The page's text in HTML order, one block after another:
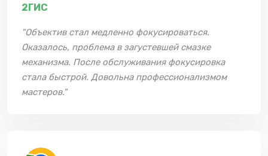
2ГИС
"Объектив стал медленно фокусироваться.
Оказалось, проблема в загустевшей смазке
механизма. После обслуживания фокусировка
стала быстрой. Довольна профессионализмом
мастеров."